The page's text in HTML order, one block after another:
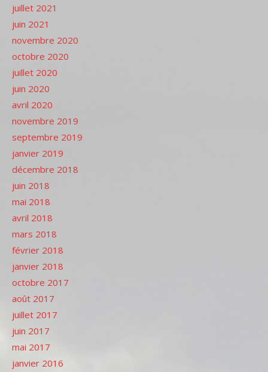
juillet 2021
juin 2021
novembre 2020
octobre 2020
juillet 2020
juin 2020
avril 2020
novembre 2019
septembre 2019
janvier 2019
décembre 2018
juin 2018
mai 2018
avril 2018
mars 2018
février 2018
janvier 2018
octobre 2017
août 2017
juillet 2017
juin 2017
mai 2017
janvier 2016